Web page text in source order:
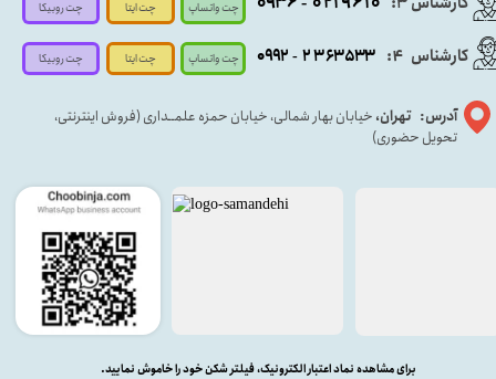
آدرس: تهران، خیابان بهار شمالی، خیابان حمزه علمــداری (فروش اینترنتی،
تحویل حضوری)
برای مشاهده نماد اعتبار الکترونیک، فیلتر شکن خود را خاموش نمایید.
کارشناس 4
: ۲۳۶۳۵۳۳ - ۰۹۹۲ چت واتساپ
چت واتساپ چت ایتا
چت ایتا
چت روبیکا
چت روبیکا